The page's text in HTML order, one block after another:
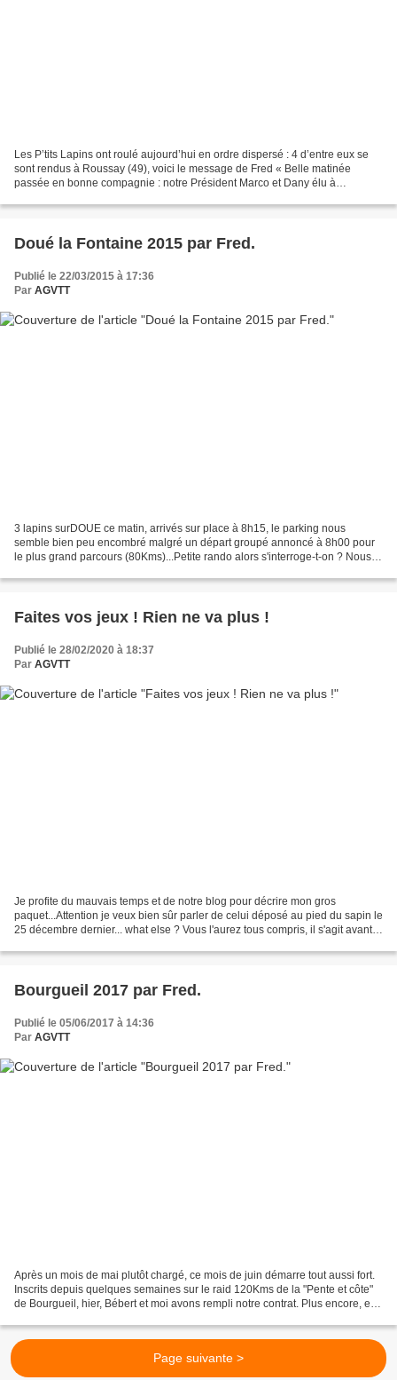
Les P’tits Lapins ont roulé aujourd’hui en ordre dispersé : 4 d’entre eux se
sont rendus à Roussay (49), voici le message de Fred « Belle matinée
passée en bonne compagnie : notre Président Marco et Dany élu à
Doué la Fontaine 2015 par Fred.
Publié le 22/03/2015 à 17:36
Par AGVTT
3 lapins surDOUE ce matin, arrivés sur place à 8h15, le parking nous
semble bien peu encombré malgré un départ groupé annoncé à 8h00 pour
le plus grand parcours (80Kms)...Petite rando alors s'interroge-t-on ? Nous
Faites vos jeux ! Rien ne va plus !
Publié le 28/02/2020 à 18:37
Par AGVTT
Je profite du mauvais temps et de notre blog pour décrire mon gros
paquet...Attention je veux bien sûr parler de celui déposé au pied du sapin le
25 décembre dernier... what else ? Vous l'aurez tous compris, il s'agit avant
Bourgueil 2017 par Fred.
Publié le 05/06/2017 à 14:36
Par AGVTT
Après un mois de mai plutôt chargé, ce mois de juin démarre tout aussi fort.
Inscrits depuis quelques semaines sur le raid 120Kms de la "Pente et côte"
de Bourgueil, hier, Bébert et moi avons rempli notre contrat. Plus encore, et
Page suivante >